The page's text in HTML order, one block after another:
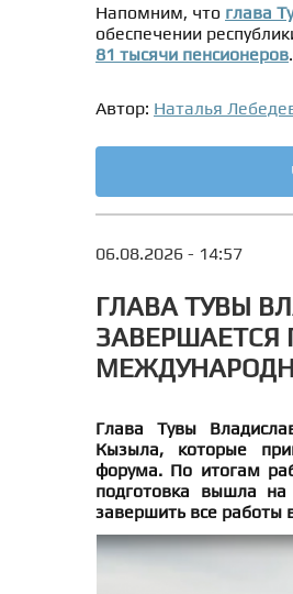
Напомним, что глава
обеспечении
81 тысячи пенсионеров.
Автор: Наталья
06.08.2026 - 14:57
ГЛАВА ТУВЫ
ЗАВЕРШАЕТСЯ
Глава Тувы
Кызыла, которые
форума. По итогам
подготовка вышла
завершить все работы